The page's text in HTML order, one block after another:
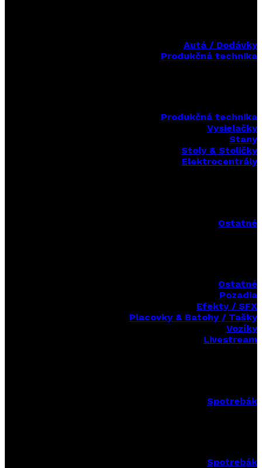
Autá / Dodávky
Produkčná technika
Produkčná technika
Vysielačky
Stany
Stoly & Stoličky
Elektrocentrály
Ostatné
Ostatné
Pozadia
Efekty / SFX
Placovky & Batohy / Tašky
Vozíky
Livestream
Spotrebák
Spotrebák